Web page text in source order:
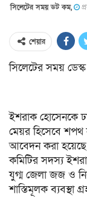
সিলেটের সময় ডট কম,
শেয়ার
সিলেটের সময়
ইশরাক হোসেনকে
মেয়র হিসেবে শপথ
আবেদন করা
কমিটির সদস্য
যুগ্ম জেলা জজ ও
শাস্তিমূলক ব্যবস্থা